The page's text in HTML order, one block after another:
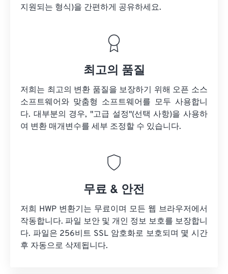
지원되는 형식)을 간편하게 공유하세요.
최고의 품질
저희는 최고의 변환 품질을 보장하기 위해 오픈 소스
소프트웨어와 맞춤형 소프트웨어를 모두 사용합니
다. 대부분의 경우, "고급 설정"(선택 사항)을 사용하
여 변환 매개변수를 세부 조정할 수 있습니다.
무료 & 안전
저희 HWP 변환기는 무료이며 모든 웹 브라우저에서
작동합니다. 파일 보안 및 개인 정보 보호를 보장합니
다. 파일은 256비트 SSL 암호화로 보호되며 몇 시간
후 자동으로 삭제됩니다.